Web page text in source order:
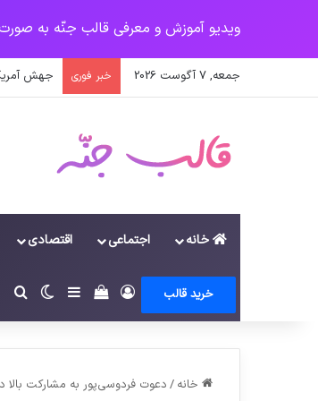
ویدیو آموزش و معرفی قالب جنّه به صورت کامل
جمعه, 7 آگوست 2026 خبر فوری جهش
خانه اجتماعی اقتصادی
خرید قالب وروددیدن سبد خرید
سایدبار
خانه /دعوت فردوسی‌پور به مشارکت بالا